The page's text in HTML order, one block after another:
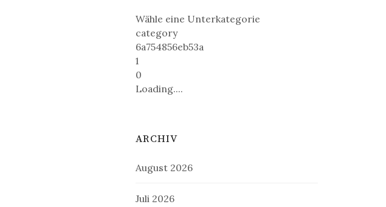
Wähle eine Unterkategorie
category
6a754856eb53a
1
0
Loading....
ARCHIV
August 2026
Juli 2026